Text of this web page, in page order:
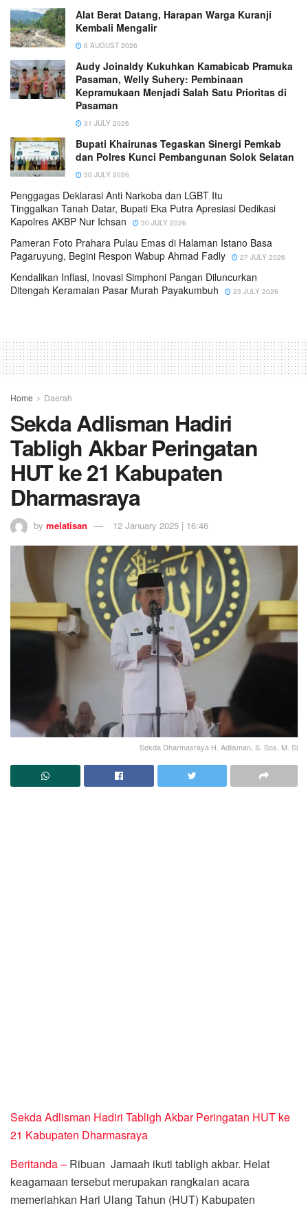
Alat Berat Datang, Harapan Warga Kuranji
Kembali Mengalir
6 AUGUST 2026
Audy Joinaldy Kukuhkan Kamabicab Pramuka
Pasaman, Welly Suhery: Pembinaan
Kepramukaan Menjadi Salah Satu Prioritas di
Pasaman
31 JULY 2026
Bupati Khairunas Tegaskan Sinergi Pemkab
dan Polres Kunci Pembangunan Solok Selatan
30 JULY 2026
Penggagas Deklarasi Anti Narkoba dan LGBT Itu
Tinggalkan Tanah Datar, Bupati Eka Putra Apresiasi Dedikasi
Kapolres AKBP Nur Ichsan
30 JULY 2026
Pameran Foto Prahara Pulau Emas di Halaman Istano Basa
Pagaruyung, Begini Respon Wabup Ahmad Fadly
27 JULY 2026
Kendalikan Inflasi, Inovasi Simphoni Pangan Diluncurkan
Ditengah Keramaian Pasar Murah Payakumbuh
23 JULY 2026
Home Daerah
Sekda Adlisman Hadiri
Tabligh Akbar Peringatan
HUT ke 21 Kabupaten
Dharmasraya
by melatisan 12 January 2025 | 16:46
Sekda Dharmasraya H. Adlisman, S. Sos, M. Si
Sekda Adlisman Hadiri Tabligh Akbar Peringatan HUT ke
21 Kabupaten Dharmasraya
Beritanda – Ribuan Jamaah ikuti tabligh akbar. Helat
keagamaan tersebut merupakan rangkaian acara
memeriahkan Hari Ulang Tahun (HUT) Kabupaten